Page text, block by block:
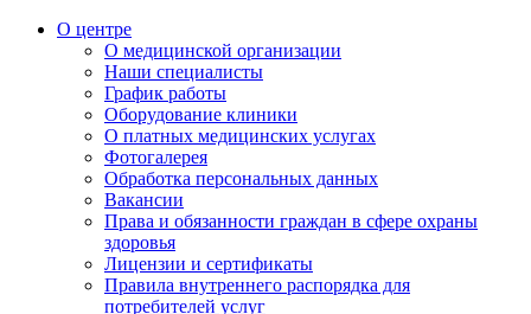
О центре
О медицинской организации
Наши специалисты
График работы
Оборудование клиники
О платных медицинских услугах
Фотогалерея
Обработка персональных данных
Вакансии
Права и обязанности граждан в сфере охраны
здоровья
Лицензии и сертификаты
Правила внутреннего распорядка для
потребителей услуг